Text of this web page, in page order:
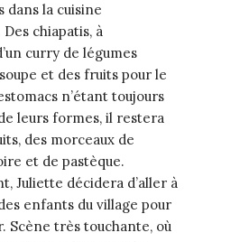
dans la cuisine
chiapatis, à
curry de légumes
et des fruits pour le
n’étant toujours
leurs formes, il restera
des morceaux de
et de pastèque.
Juliette décidera d’aller à
enfants du village pour
Scène très touchante, où